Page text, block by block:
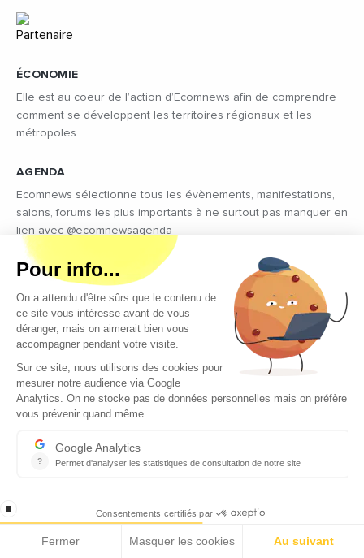
ÉCONOMIE
Elle est au coeur de l’action d’Ecomnews afin de comprendre
comment se développent les territoires régionaux et les
métropoles
AGENDA
Ecomnews sélectionne tous les évènements, manifestations,
salons, forums les plus importants à ne surtout pas manquer en
lien avec @ecomnewsagenda
ENTREPRISES
Ecomnews veut démontrer la force que représente le tissu
des entreprises sur tous les bassins d’emploi du sud en
réalisant des focus sur les plus innovantes d’entre elles
VIDÉOS
Retrouvez tous les reportages et interviews de terrain réalisés
par nos journalistes professionnels sur les acteurs régionaux
EMPLOI
offres d’emploi des entreprises